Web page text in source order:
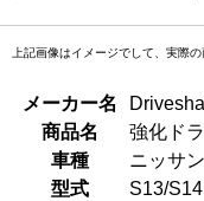
上記画像はイメージでして、実際
メーカー名
商品名
強化ド
車種
ニッサン
型式
S13/S14